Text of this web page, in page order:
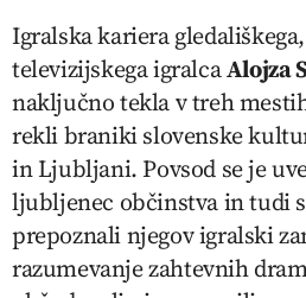
Igralska kariera
televizijskega igralcaAlojza
naključno tekla v treh
rekli braniki slovenske
in Ljubljani. Povsod se je
ljubljenec občinstva in tudi
prepoznali njegov igralski
razumevanje zahtevnih